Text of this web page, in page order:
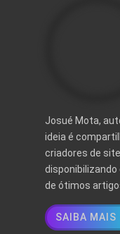
Josué Mota,
ideia é
criadores de
de ótimos
SAIBA MAIS